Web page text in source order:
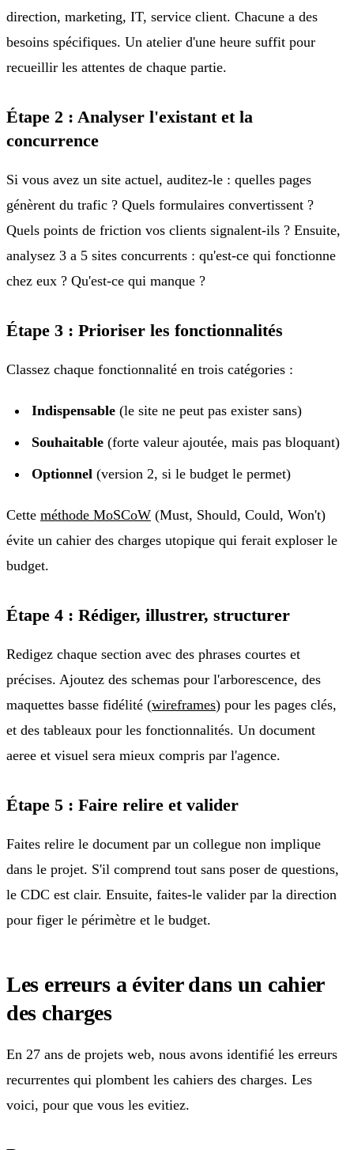
direction, marketing, IT, service client. Chacune a des
besoins spécifiques. Un atelier d'une heure suffit pour
recueillir les attentes de chaque partie.
Étape 2 : Analyser l'existant et la
concurrence
Si vous avez un site actuel, auditez-le : quelles pages
génèrent du trafic ? Quels formulaires convertissent ?
Quels points de friction vos clients signalent-ils ? Ensuite,
analysez 3 a 5 sites concurrents : qu'est-ce qui fonctionne
chez eux ? Qu'est-ce qui manque ?
Étape 3 : Prioriser les fonctionnalités
Classez chaque fonctionnalité en trois catégories :
Indispensable (le site ne peut pas exister sans)
Souhaitable (forte valeur ajoutée, mais pas bloquant)
Optionnel (version 2, si le budget le permet)
Cette méthode MoSCoW (Must, Should, Could, Won't)
évite un cahier des charges utopique qui ferait exploser le
budget.
Étape 4 : Rédiger, illustrer, structurer
Redigez chaque section avec des phrases courtes et
précises. Ajoutez des schemas pour l'arborescence, des
maquettes basse fidélité (wireframes) pour les pages clés,
et des tableaux pour les fonctionnalités. Un document
aeree et visuel sera mieux compris par l'agence.
Étape 5 : Faire relire et valider
Faites relire le document par un collegue non implique
dans le projet. S'il comprend tout sans poser de questions,
le CDC est clair. Ensuite, faites-le valider par la direction
pour figer le périmètre et le budget.
Les erreurs a éviter dans un cahier
des charges
En 27 ans de projets web, nous avons identifié les erreurs
recurrentes qui plombent les cahiers des charges. Les
voici, pour que vous les evitiez.